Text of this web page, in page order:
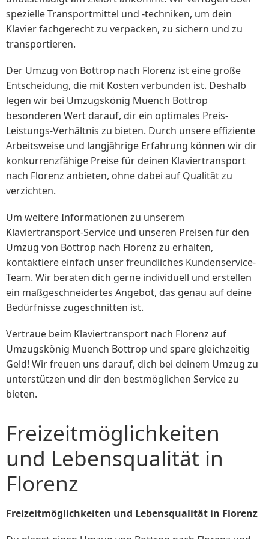
spezielle Transportmittel und -techniken, um dein
Klavier fachgerecht zu verpacken, zu sichern und zu
transportieren.
Der Umzug von Bottrop nach Florenz ist eine große
Entscheidung, die mit Kosten verbunden ist. Deshalb
legen wir bei Umzugskönig Muench Bottrop
besonderen Wert darauf, dir ein optimales Preis-
Leistungs-Verhältnis zu bieten. Durch unsere effiziente
Arbeitsweise und langjährige Erfahrung können wir dir
konkurrenzfähige Preise für deinen Klaviertransport
nach Florenz anbieten, ohne dabei auf Qualität zu
verzichten.
Um weitere Informationen zu unserem
Klaviertransport-Service und unseren Preisen für den
Umzug von Bottrop nach Florenz zu erhalten,
kontaktiere einfach unser freundliches Kundenservice-
Team. Wir beraten dich gerne individuell und erstellen
ein maßgeschneidertes Angebot, das genau auf deine
Bedürfnisse zugeschnitten ist.
Vertraue beim Klaviertransport nach Florenz auf
Umzugskönig Muench Bottrop und spare gleichzeitig
Geld! Wir freuen uns darauf, dich bei deinem Umzug zu
unterstützen und dir den bestmöglichen Service zu
bieten.
Freizeitmöglichkeiten
und Lebensqualität in
Florenz
Freizeitmöglichkeiten und Lebensqualität in Florenz